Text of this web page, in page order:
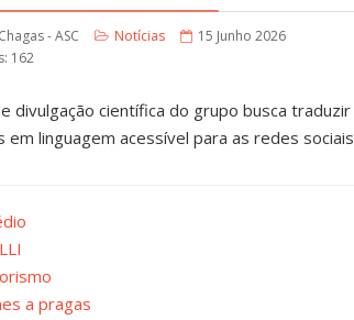
- ASC Notícias
15 Junho 2026
162
divulgação científica do grupo busca traduzir
em linguagem acessível para as redes sociais
a pragas